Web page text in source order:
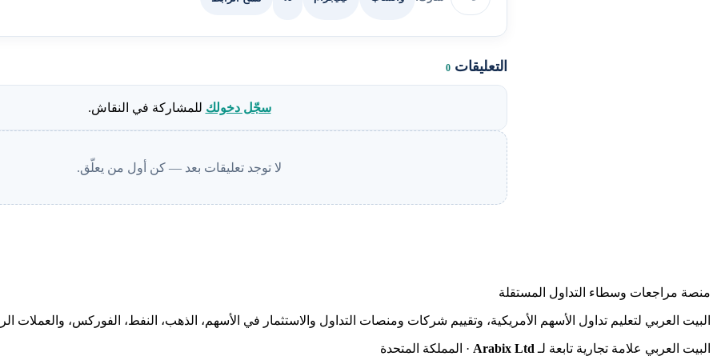
التعليقات 0
سجّل دخولك للمشاركة في النقاش.
لا توجد تعليقات بعد — كن أول من يعلّق.
منصة مراجعات وسطاء التداول المستقلة
البيت العربي لتعليم تداول الأسهم الأمريكية، وتقييم شركات ومنصات التداول والاستثمار في الأسهم، الذهب، النفط، الفوركس، والعملات
البيت العربي علامة تجارية تابعة لـ Arabix Ltd · المملكة المتحدة